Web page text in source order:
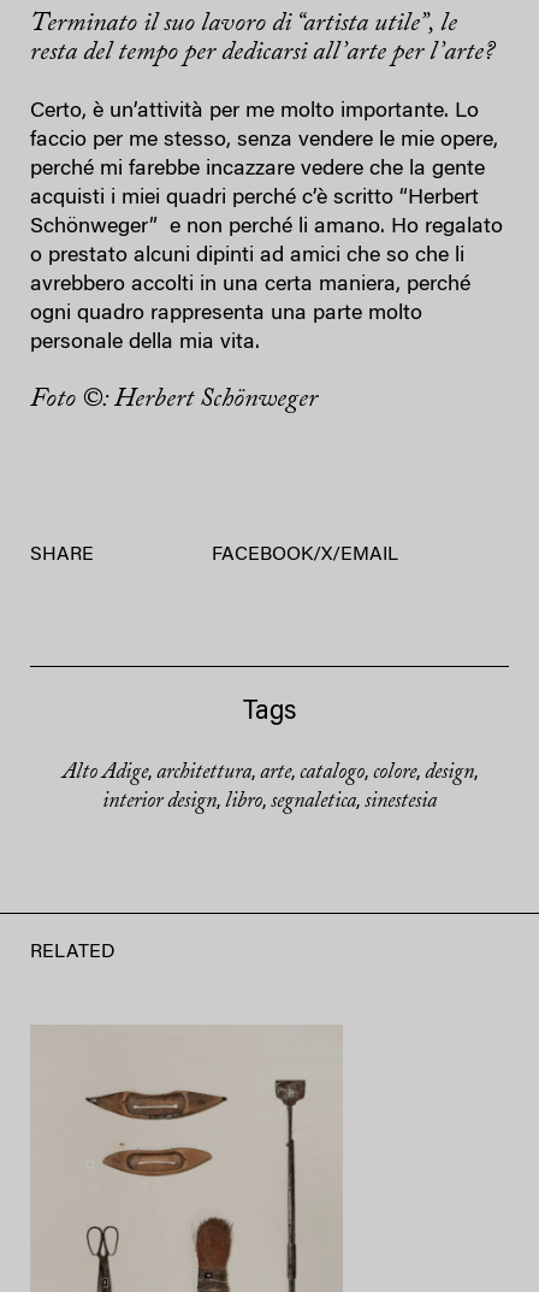
Terminato il suo lavoro di “artista utile”, le
resta del tempo per dedicarsi all’arte per l’arte?
Certo, è un’attività per me molto importante. Lo
faccio per me stesso, senza vendere le mie opere,
perché mi farebbe incazzare vedere che la gente
acquisti i miei quadri perché c’è scritto “Herbert
Schönweger” e non perché li amano. Ho regalato
o prestato alcuni dipinti ad amici che so che li
avrebbero accolti in una certa maniera, perché
ogni quadro rappresenta una parte molto
personale della mia vita.
Foto ©: Herbert Schönweger
SHARE FACEBOOK/X/EMAIL
Tags
Alto Adige, architettura, arte, catalogo, colore, design,
interior design, libro, segnaletica, sinestesia
RELATED